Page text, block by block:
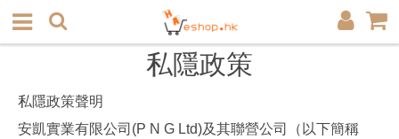
私隱政策
私隱政策聲明
安凱實業有限公司(P N G Ltd)及其聯營公司（以下簡稱